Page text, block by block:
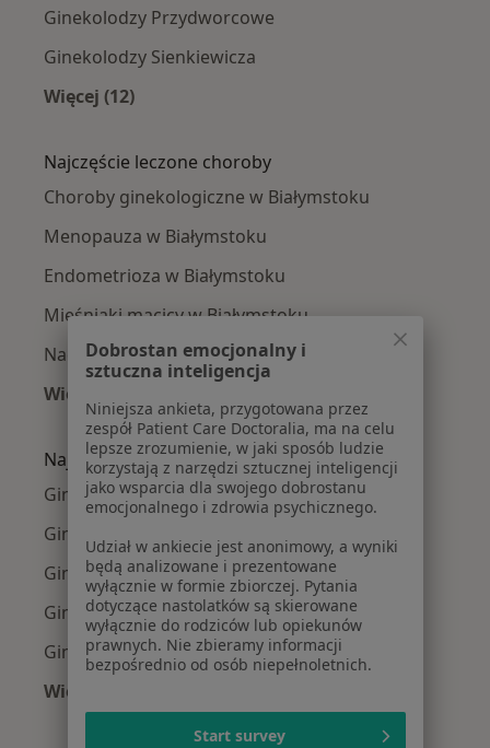
Ginekolodzy Przydworcowe
Ginekolodzy Sienkiewicza
Więcej (12)
Najczęście leczone choroby
Choroby ginekologiczne w Białymstoku
Menopauza w Białymstoku
Endometrioza w Białymstoku
Mięśniaki macicy w Białymstoku
Nadżerki szyjki macicy w Białymstoku
Więcej (15)
Więcej w kategorii: Najczęście leczone
Najpopularniejsze ubezpieczenia
Ginekolodzy z PZU Zdrowie w Białymstoku
Ginekolodzy z Compensa w Białymstoku
Ginekolodzy z Enel-med w Białymstoku
Ginekolodzy z Allianz w Białymstoku
Ginekolodzy z POLMED w Białymstoku
Więcej (4)
Więcej w kategorii: Najpopularniejsze
Dobrostan emocjonalny i
sztuczna inteligencja
Niniejsza ankieta, przygotowana przez
zespół Patient Care Doctoralia, ma na celu
lepsze zrozumienie, w jaki sposób ludzie
korzystają z narzędzi sztucznej inteligencji
jako wsparcia dla swojego dobrostanu
emocjonalnego i zdrowia psychicznego.
Udział w ankiecie jest anonimowy, a wyniki
będą analizowane i prezentowane
wyłącznie w formie zbiorczej. Pytania
dotyczące nastolatków są skierowane
wyłącznie do rodziców lub opiekunów
prawnych. Nie zbieramy informacji
bezpośrednio od osób niepełnoletnich.
Start survey